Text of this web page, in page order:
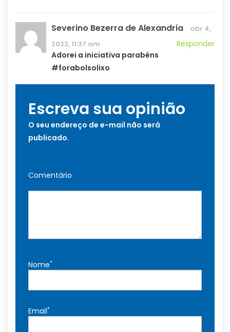
Severino Bezerra de Alexandria
abr 4,
2022, 11:37 am
Responder
Adorei a iniciativa parabéns
#forabolsolixo
Escreva sua opinião
O seu endereço de e-mail não será
publicado.
Comentário
Nome*
Email*